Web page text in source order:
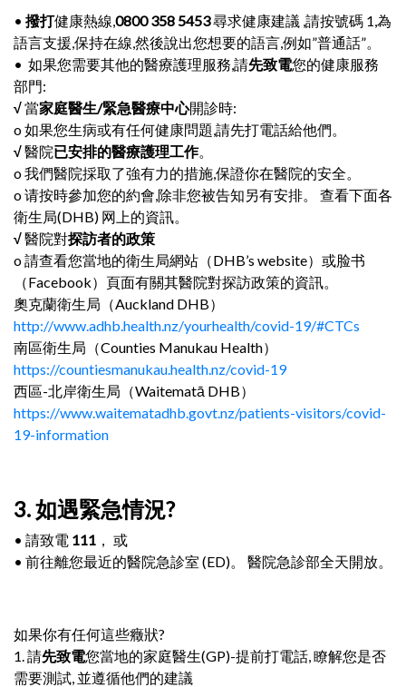
• 撥打健康熱線,0800 358 5453尋求健康建議 ,請按號碼 1,為
語言支援,保持在線,然後說出您想要的語言,例如”普通話”。
• 如果您需要其他的醫療護理服務,請先致電您的健康服務
部門:
√當家庭醫生/緊急醫療中心開診時:
o 如果您生病或有任何健康問題,請先打電話給他們。
√醫院已安排的醫療護理工作。
o 我們醫院採取了強有力的措施,保證你在醫院的安全。
o 请按時參加您的約會,除非您被告知另有安排。 查看下面各
衛生局(DHB) 网上的資訊。
√醫院對探訪者的政策
o 請查看您當地的衛生局網站（DHB’s website）或脸书
（Facebook）頁面有關其醫院對探訪政策的資訊。
奧克蘭衛生局（Auckland DHB）
http://www.adhb.health.nz/yourhealth/covid-19/#CTCs
南區衛生局（Counties Manukau Health）
https://countiesmanukau.health.nz/covid-19
西區-北岸衛生局（Waitematā DHB）
https://www.waitematadhb.govt.nz/patients-visitors/covid-
19-information
3. 如遇緊急情況?
• 請致電 111 ， 或
• 前往離您最近的醫院急診室 (ED)。 醫院急診部全天開放。
如果你有任何這些癥狀?
1. 請先致電您當地的家庭醫生(GP)-提前打電話, 瞭解您是否
需要測試, 並遵循他們的建議